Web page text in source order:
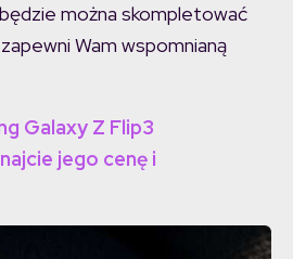
będzie można skompletować
Wam wspomnianą
Galaxy Z Flip3
jego cenę i